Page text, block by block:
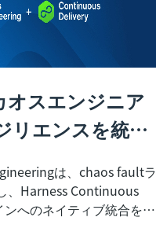
オスエンジニア
リエンスを統合
は、chaos faultラ
、Harness Continuous
へのネイティブ統合を提